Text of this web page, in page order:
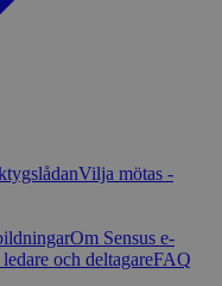
Vilja mötas -
Om Sensus e-
och deltagareFAQ